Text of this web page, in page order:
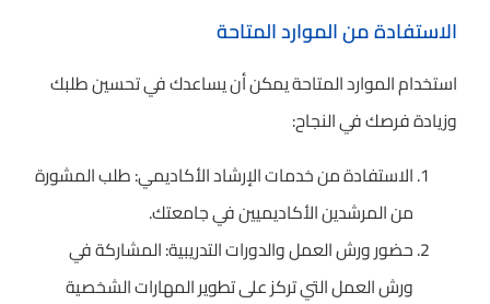
الاستفادة من الموارد المتاحة
استخدام الموارد المتاحة يمكن أن يساعدك في تحسين طلبك
وزيادة فرصك في النجاح:
الاستفادة من خدمات الإرشاد الأكاديمي: طلب المشورة
من المرشدين الأكاديميين في جامعتك.
حضور ورش العمل والدورات التدريبية: المشاركة في
ورش العمل التي تركز على تطوير المهارات الشخصية